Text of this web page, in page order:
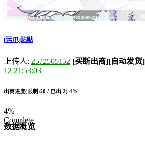
[污爪]贴贴
上传人: 2572505152 [买断出商][自动发货]
12 21:53:03
出商进度(限制:50 / 已出:2) 4%
4%
Complete
数据概览